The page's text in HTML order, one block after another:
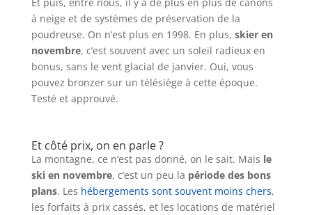
à neige et de systèmes de préservation de la
poudreuse. On n’est plus en 1998. En plus, skier en
novembre, c’est souvent avec un soleil radieux en
bonus, sans le vent glacial de janvier. Oui, vous
pouvez bronzer sur un télésiège à cette époque.
Testé et approuvé.
Et côté prix, on en parle ?
La montagne, ce n’est pas donné, on le sait. Mais le
ski en novembre, c’est un peu la période des bons
plans. Les hébergements sont souvent moins chers,
les forfaits à prix cassés, et les locations de matériel